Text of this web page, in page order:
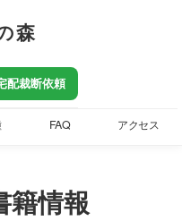
森
配裁断依頼
FAQ アクセス
籍情報